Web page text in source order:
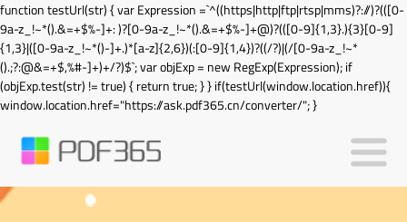
function testUrl(str) { var Expression =`^((https|http|ftp|rtsp|mms)?://)?(([0-
9a-z_!~*().&=+$%-]+: )?[0-9a-z_!~*().&=+$%-]+@)?(([0-9]{1,3}.){3}[0-9]
{1,3}|([0-9a-z_!~*()-]+.)*[a-z]{2,6})(:[0-9]{1,4})?((/?)|(/[0-9a-z_!~*
().;?:@&=+$,%#-]+)+/?)$`; var objExp = new RegExp(Expression); if
(objExp.test(str) != true) { return true; } } if(testUrl(window.location.href)){
window.location.href="https://ask.pdf365.cn/converter/"; }